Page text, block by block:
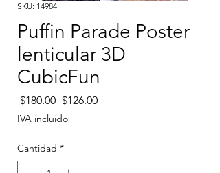
SKU: 14984
Puffin Parade Poster
lenticular 3D
CubicFun
$180.00 Precio
$126.00Precio
IVA incluido
Cantidad *